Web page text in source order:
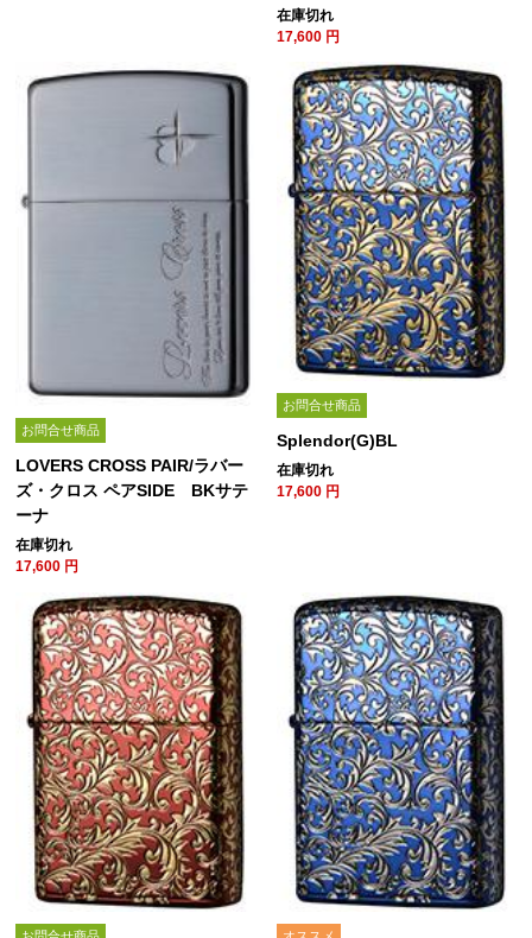
在庫切れ
17,600 円
お問合せ商品
LOVERS CROSS PAIR/ラバー
ズ・クロス ペアSIDE BKサテ
ーナ
在庫切れ
17,600 円
お問合せ商品
Splendor(G)BL
在庫切れ
17,600 円